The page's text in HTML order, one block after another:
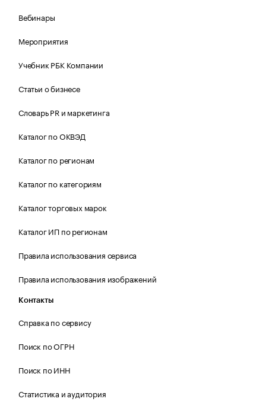
Вебинары
Мероприятия
Учебник РБК Компании
Статьи о бизнесе
Словарь PR и маркетинга
Каталог по ОКВЭД
Каталог по регионам
Каталог по категориям
Каталог торговых марок
Каталог ИП по регионам
Правила использования сервиса
Правила использования изображений
Контакты
Справка по сервису
Поиск по ОГРН
Поиск по ИНН
Статистика и аудитория